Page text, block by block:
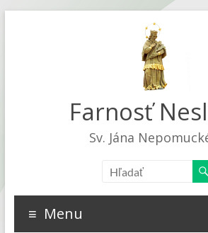
Farnosť
Sv. Jána
Menu